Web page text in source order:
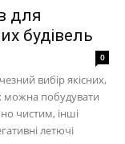
для
будівель
0
вибір якісних,
можна побудувати
чистим, інші
летючі